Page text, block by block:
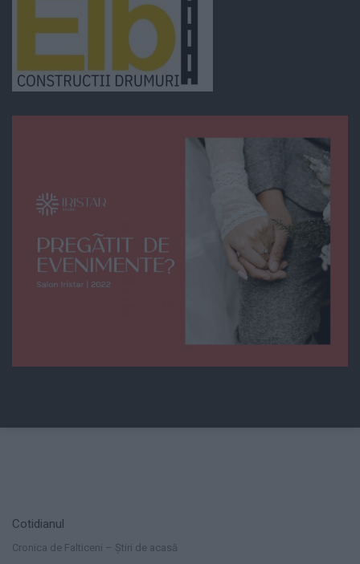
Cotidianul
Cronica de Falticeni – Știri de acasă